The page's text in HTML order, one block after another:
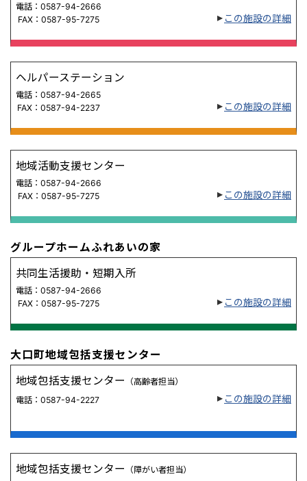
電話：0587-94-2666
FAX：0587-95-7275
この施設の詳細
ヘルパーステーション
電話：0587-94-2665
FAX：0587-94-2237
この施設の詳細
地域活動支援センター
電話：0587-94-2666
FAX：0587-95-7275
この施設の詳細
グループホームふれあいの家
共同生活援助・短期入所
電話：0587-94-2666
FAX：0587-95-7275
この施設の詳細
大口町地域包括支援センター
地域包括支援センター
（高齢者担当）
電話：0587-94-2227
この施設の詳細
地域包括支援センター （障がい者担当）